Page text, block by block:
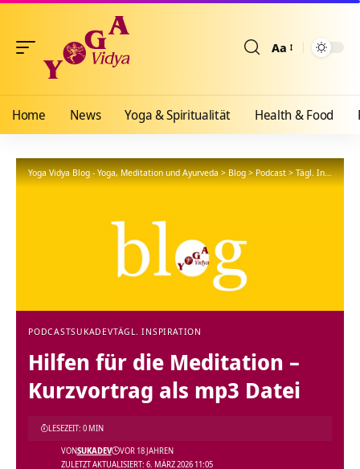
Aa
Home News Yoga & Spiritualität Health & Food
Yoga Vidya Blog - Yoga, Meditation und Ayurveda>Blog>Podcast>Tägl. Inspiration
PODCASTSUKADEVTÄGL. INSPIRATION
Hilfen für die Meditation –
Kurzvortrag als mp3 Datei
ZULETZT AKTUALISIERT: 6. MÄRZ 2026 11:05
VONSUKADEV VOR 18 JAHREN
LESEZEIT: 0 MIN